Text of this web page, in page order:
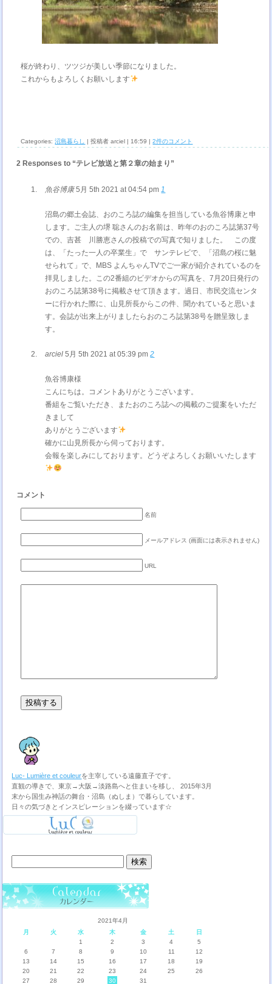
桜が終わり、ツツジが美しい季節になりました。
これからもよろしくお願いします
Categories:沼島暮らし | 投稿者 arciel | 16:59 |2件のコメント
2 Responses to “テレビ放送と第２章の始まり”
魚谷博康 5月 5th 2021 at 04:54 pm 1
沼島の郷土会誌、おのころ誌の編集を担当している魚谷博康と申
します。ご主人の堺 聡さんのお名前は、昨年のおのころ誌第37号
での、吉甚 川勝恵さんの投稿での写真で知りました。 この度
は、「たった一人の卒業生」で サンテレビで、「沼島の桜に魅
せられて」で、MBS よんちゃんTVでご一家が紹介されているのを
拝見しました。この2番組のビデオからの写真を、7月20日発行の
おのころ誌第38号に掲載させて頂きます。過日、市民交流センタ
ーに行かれた際に、山見所長からこの件、聞かれていると思いま
す。会誌が出来上がりましたらおのころ誌第38号を贈呈致しま
す。
arciel 5月 5th 2021 at 05:39 pm 2
魚谷博康様
こんにちは。コメントありがとうございます。
番組をご覧いただき、またおのころ誌への掲載のご提案をいただ
きまして
ありがとうございます
確かに山見所長から伺っております。
会報を楽しみにしております。どうぞよろしくお願いいたします
コメント
名前
メールアドレス (画面には表示されません)
URL
Luc- Lumière et couleurを主宰している遠藤直子です。
直観の導きで、東京→大阪→淡路島へと住まいを移し、 2015年3月
末から国生み神話の舞台・沼島（ぬしま）で暮らしています。
日々の気づきとインスピレーションを綴っています☆
索:
2021年4月
月
火 水 木 金 土
日
1
2 3 4
5
6
7 8 9 10 11
12
13
14 15 16 17 18
19
20
21 22 23 24 25
26
27
28 29 30 31